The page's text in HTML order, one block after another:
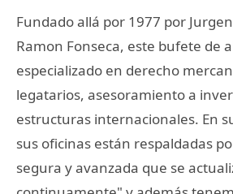
Fundado allá por 1977 por
Ramon Fonseca, este bufete de
especializado en derecho
legatarios, asesoramiento a
estructuras internacionales. En
sus oficinas están respaldadas
segura y avanzada que se